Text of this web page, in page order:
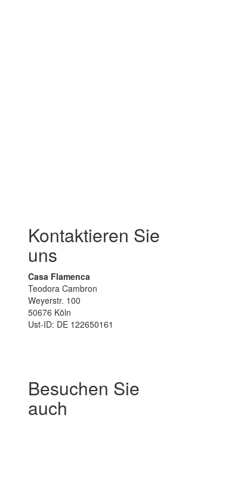
Kontaktieren Sie
uns
Casa Flamenca
Teodora Cambron
Weyerstr. 100
50676 Köln
Ust-ID: DE 122650161
Besuchen Sie
auch